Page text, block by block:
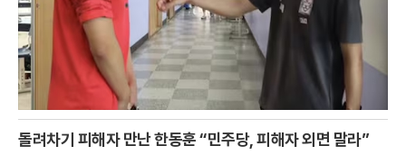
돌려차기 피해자 만난 한동훈 “민주당, 피해자 외면 말라”